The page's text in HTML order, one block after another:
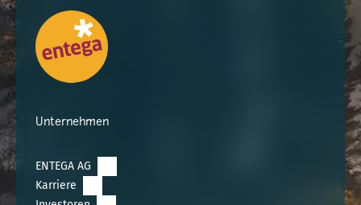
Unternehmen
ENTEGA AG
Karriere